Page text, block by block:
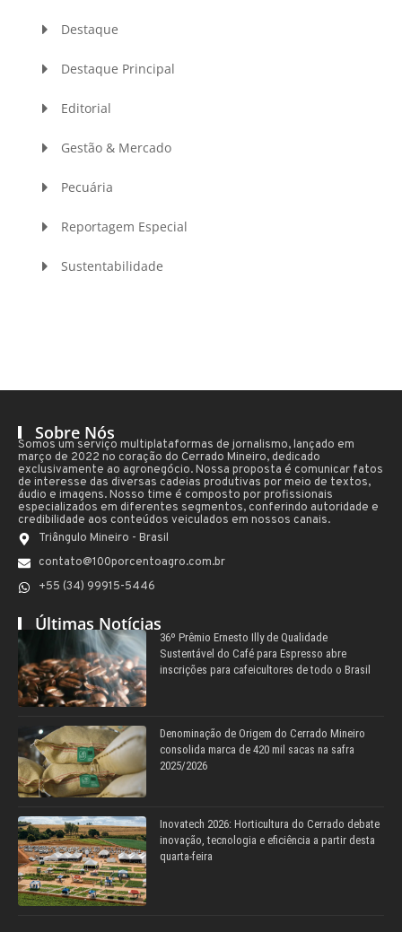
Destaque
Destaque Principal
Editorial
Gestão & Mercado
Pecuária
Reportagem Especial
Sustentabilidade
Sobre Nós
Somos um serviço multiplataformas de jornalismo, lançado em
março de 2022 no coração do Cerrado Mineiro, dedicado
exclusivamente ao agronegócio. Nossa proposta é comunicar fatos
de interesse das diversas cadeias produtivas por meio de textos,
áudio e imagens. Nosso time é composto por profissionais
especializados em diferentes segmentos, conferindo autoridade e
credibilidade aos conteúdos veiculados em nossos canais.
Triângulo Mineiro - Brasil
contato@100porcentoagro.com.br
+55 (34) 99915-5446
Últimas Notícias
36º Prêmio Ernesto Illy de Qualidade
Sustentável do Café para Espresso abre
inscrições para cafeicultores de todo o Brasil
Denominação de Origem do Cerrado Mineiro
consolida marca de 420 mil sacas na safra
2025/2026
Inovatech 2026: Horticultura do Cerrado debate
inovação, tecnologia e eficiência a partir desta
quarta-feira